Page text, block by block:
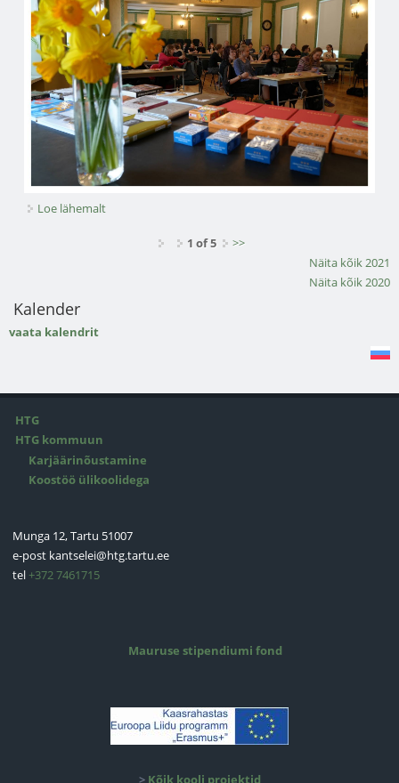
Loe lähemalt
1 of 5
>>
Näita kõik 2021
Näita kõik 2020
Kalender
vaata kalendrit
HTG
HTG kommuun
Karjäärinõustamine
Koostöö ülikoolidega
Munga 12, Tartu 51007
e-post kantselei@htg.tartu.ee
tel+372 7461715
Mauruse stipendiumi fond
> Kõik kooli projektid